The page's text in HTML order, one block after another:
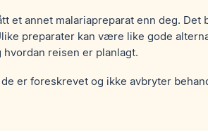
et annet malariapreparat enn deg. Det
preparater kan være like gode
reisen er planlagt.
er foreskrevet og ikke avbryter